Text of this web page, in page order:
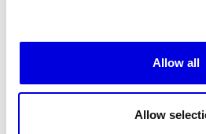
Allow all
Allow
21